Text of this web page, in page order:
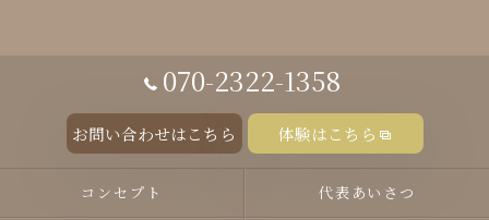
070-2322-1358
お問い合わせはこちら 体験はこちら
コンセプト 代表あいさつ